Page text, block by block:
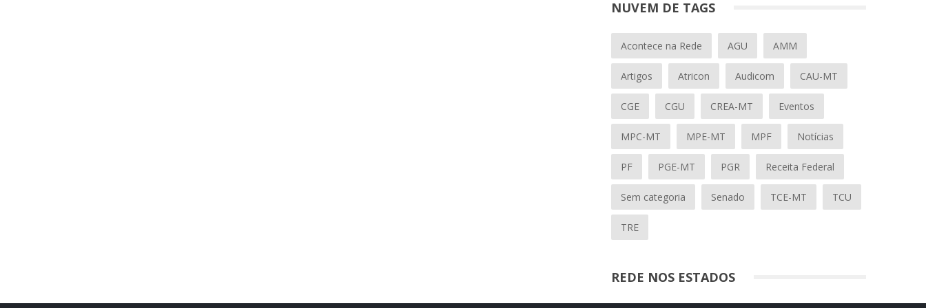
NUVEM DE TAGS
Acontece na Rede AGU AMM
Artigos Atricon Audicom CAU-MT
CGE CGU CREA-MT Eventos
MPC-MT MPE-MT MPF Notícias
PF PGE-MT PGR Receita Federal
Sem categoria Senado TCE-MT TCU
TRE
REDE NOS ESTADOS